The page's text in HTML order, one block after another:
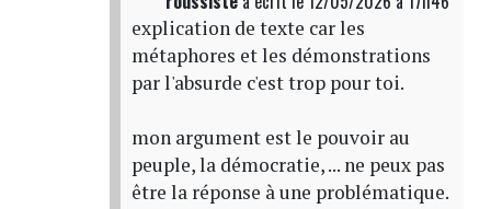
explication de texte car les
métaphores et les démonstrations
par l'absurde c'est trop pour toi.
mon argument est le pouvoir au
peuple, la démocratie, ... ne peux pas
être la réponse à une problématique.